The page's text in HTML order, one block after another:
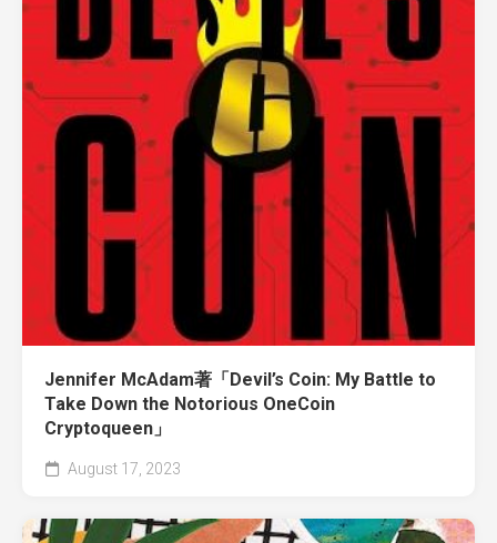
Jennifer McAdam著「Devil’s Coin: My Battle to
Take Down the Notorious OneCoin
Cryptoqueen」
August 17, 2023